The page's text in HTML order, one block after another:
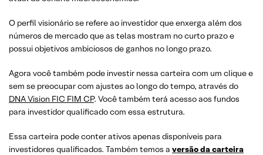
O perfil visionário se refere ao investidor que enxerga além dos
números de mercado que as telas mostram no curto prazo e
possui objetivos ambiciosos de ganhos no longo prazo.
Agora você também pode investir nessa carteira com um clique e
sem se preocupar com ajustes ao longo do tempo, através do
DNA Vision FIC FIM CP. Você também terá acesso aos fundos
para investidor qualificado com essa estrutura.
Essa carteira pode conter ativos apenas disponíveis para
investidores qualificados. Também temos a versão da carteira